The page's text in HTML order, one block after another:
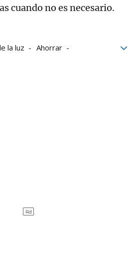
cuando no es necesario.
la luz
Ahorrar